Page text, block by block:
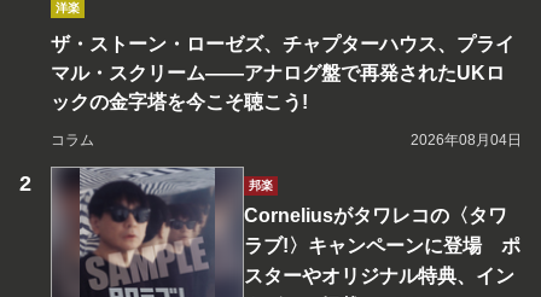
洋楽
ザ・ストーン・ローゼズ、チャプターハウス、プライ
マル・スクリーム――アナログ盤で再発されたUKロ
ックの金字塔を今こそ聴こう!
コラム 2026年08月04日
邦楽
Corneliusがタワレコの〈タワ
ラブ!〉キャンペーンに登場 ポ
スターやオリジナル特典、イン